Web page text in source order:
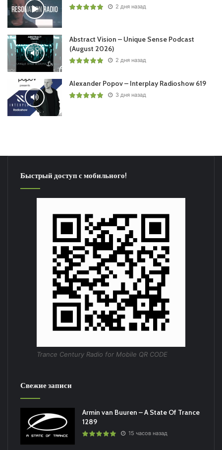
2 дня назад
Abstract Vision – Unique Sense Podcast
(August 2026)
2 дня назад
Alexander Popov – Interplay Radioshow 619
3 дня назад
Быстрый доступ с мобильного!
Trance Century Radio for Mobile QR CODE
Свежие записи
Armin van Buuren – A State Of Trance
1289
15 часов назад